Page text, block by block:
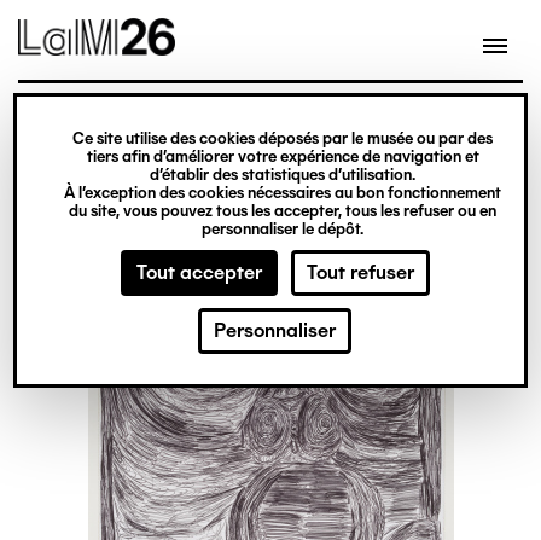
Gestion des cookies
Ce site utilise des cookies déposés par le musée ou par des
tiers afin d’améliorer votre expérience de navigation et
d’établir des statistiques d’utilisation.
À l’exception des cookies nécessaires au bon fonctionnement
du site, vous pouvez tous les accepter, tous les refuser ou en
personnaliser le dépôt.
Tout accepter Tout refuser
Personnaliser
contenu